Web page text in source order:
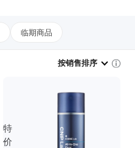
临期商品
按销售排序
特
价